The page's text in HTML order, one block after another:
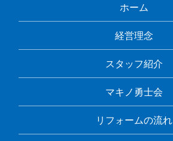
ホーム
経営理念
スタッフ紹介
マキノ勇士会
リフォームの流れ